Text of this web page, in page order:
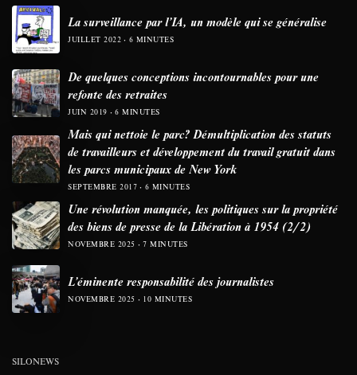
La surveillance par l’IA, un modèle qui se généralise
JUILLET 2022 6 MINUTES
De quelques conceptions incontournables pour une
refonte des retraites
JUIN 2019 6 MINUTES
Mais qui nettoie le parc? Démultiplication des statuts
de travailleurs et développement du travail gratuit dans
les parcs municipaux de New York
SEPTEMBRE 2017 6 MINUTES
Une révolution manquée, les politiques sur la propriété
des biens de presse de la Libération à 1954 (2/2)
NOVEMBRE 2025 7 MINUTES
L’éminente responsabilité des journalistes
NOVEMBRE 2025 10 MINUTES
SILONEWS